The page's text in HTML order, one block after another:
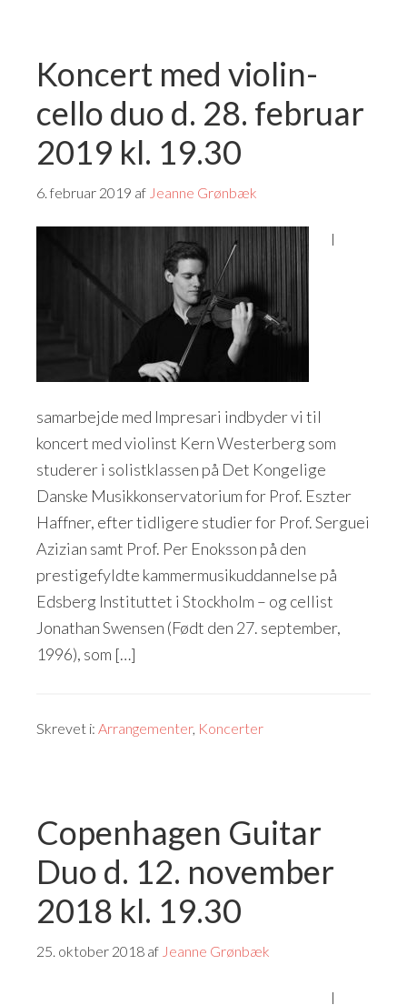
Koncert med violin-
cello duo d. 28. februar
2019 kl. 19.30
6. februar 2019 af Jeanne Grønbæk
I
samarbejde med Impresari indbyder vi til
koncert med violinst Kern Westerberg som
studerer i solistklassen på Det Kongelige
Danske Musikkonservatorium for Prof. Eszter
Haffner, efter tidligere studier for Prof. Serguei
Azizian samt Prof. Per Enoksson på den
prestigefyldte kammermusikuddannelse på
Edsberg Instituttet i Stockholm – og cellist
Jonathan Swensen (Født den 27. september,
1996), som […]
Skrevet i: Arrangementer, Koncerter
Copenhagen Guitar
Duo d. 12. november
2018 kl. 19.30
25. oktober 2018 af Jeanne Grønbæk
I